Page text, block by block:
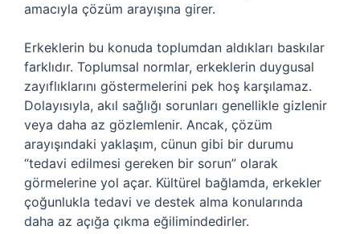
amacıyla çözüm arayışına girer.
Erkeklerin bu konuda toplumdan aldıkları baskılar
farklıdır. Toplumsal normlar, erkeklerin duygusal
zayıflıklarını göstermelerini pek hoş karşılamaz.
Dolayısıyla, akıl sağlığı sorunları genellikle gizlenir
veya daha az gözlemlenir. Ancak, çözüm
arayışındaki yaklaşım, cünun gibi bir durumu
“tedavi edilmesi gereken bir sorun” olarak
görmelerine yol açar. Kültürel bağlamda, erkekler
çoğunlukla tedavi ve destek alma konularında
daha az açığa çıkma eğilimindedirler.